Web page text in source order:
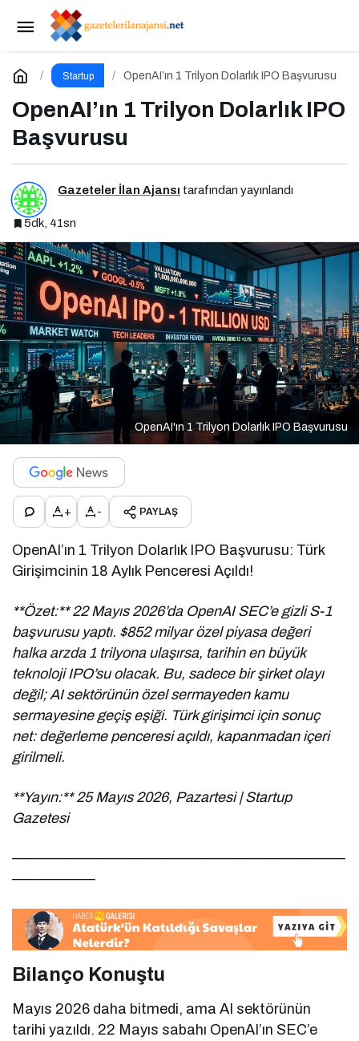
Startup OpenAI’ın 1 Trilyon Dolarlık IPO Başvurusu
OpenAI’ın 1 Trilyon Dolarlık IPO
Başvurusu
Gazeteler İlan Ajansı tarafından yayınlandı
5dk, 41sn
OpenAI'ın 1 Trilyon Dolarlık IPO Başvurusu
+ - PAYLAŞ
OpenAI’ın 1 Trilyon Dolarlık IPO Başvurusu: Türk
Girişimcinin 18 Aylık Penceresi Açıldı!
**Özet:** 22 Mayıs 2026’da OpenAI SEC’e gizli S-1
başvurusu yaptı. $852 milyar özel piyasa değeri
halka arzda 1 trilyona ulaşırsa, tarihin en büyük
teknoloji IPO’su olacak. Bu, sadece bir şirket olayı
değil; AI sektörünün özel sermayeden kamu
sermayesine geçiş eşiği. Türk girişimci için sonuç
net: değerleme penceresi açıldı, kapanmadan içeri
girilmeli.
**Yayın:** 25 Mayıs 2026, Pazartesi | Startup
Gazetesi
────────────────────────────────
────────
Bilanço Konuştu
Mayıs 2026 daha bitmedi, ama AI sektörünün
tarihi yazıldı. 22 Mayıs sabahı OpenAI’ın SEC’e
Kahve Sektörü İçin Markalaşma Stratejileri
Yorum Yap